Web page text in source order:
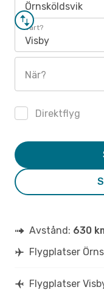
Örnsköldsvik
Vart?
Visby
När?
Direktflyg
Avstånd: 630
Flygplatser
Flygplatser